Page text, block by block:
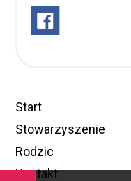
Start
Stowarzyszenie
Rodzic
Kontakt